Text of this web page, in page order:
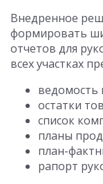
Внедренное
формировать
отчетов для
всех участках
ведомость
остатки
список
планы
план-
рапорт